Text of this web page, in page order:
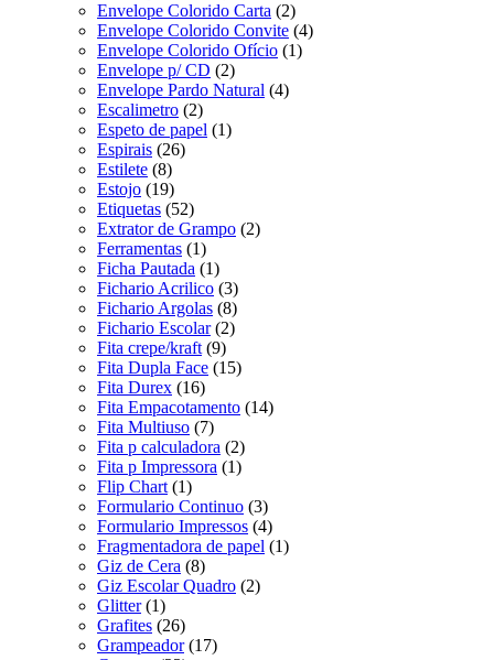
Envelope Colorido Carta (2)
Envelope Colorido Convite (4)
Envelope Colorido Ofício (1)
Envelope p/ CD (2)
Envelope Pardo Natural (4)
Escalimetro (2)
Espeto de papel (1)
Espirais (26)
Estilete (8)
Estojo (19)
Etiquetas (52)
Extrator de Grampo (2)
Ferramentas (1)
Ficha Pautada (1)
Fichario Acrilico (3)
Fichario Argolas (8)
Fichario Escolar (2)
Fita crepe/kraft (9)
Fita Dupla Face (15)
Fita Durex (16)
Fita Empacotamento (14)
Fita Multiuso (7)
Fita p calculadora (2)
Fita p Impressora (1)
Flip Chart (1)
Formulario Continuo (3)
Formulario Impressos (4)
Fragmentadora de papel (1)
Giz de Cera (8)
Giz Escolar Quadro (2)
Glitter (1)
Grafites (26)
Grampeador (17)